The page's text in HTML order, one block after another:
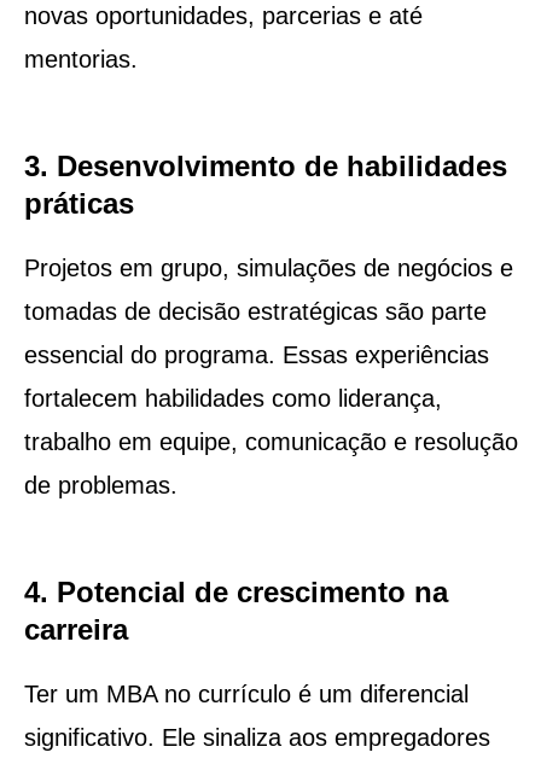
novas oportunidades, parcerias e até
mentorias.
3. Desenvolvimento de habilidades
práticas
Projetos em grupo, simulações de negócios e
tomadas de decisão estratégicas são parte
essencial do programa. Essas experiências
fortalecem habilidades como liderança,
trabalho em equipe, comunicação e resolução
de problemas.
4. Potencial de crescimento na
carreira
Ter um MBA no currículo é um diferencial
significativo. Ele sinaliza aos empregadores